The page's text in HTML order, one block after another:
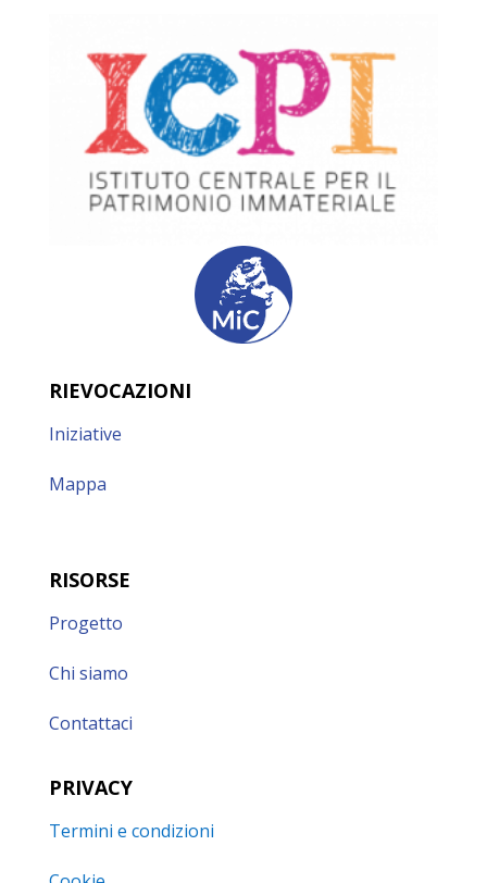
RIEVOCAZIONI
Iniziative
Mappa
RISORSE
Progetto
Chi siamo
Contattaci
PRIVACY
Termini e condizioni